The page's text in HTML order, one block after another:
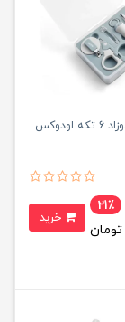
ست مانیکور نوزاد 6 تکه اودوکس
21٪
تومان